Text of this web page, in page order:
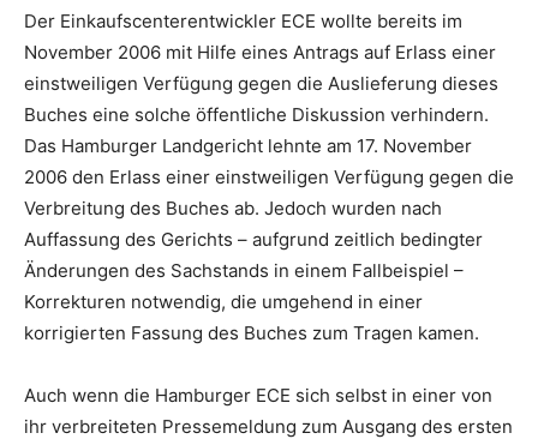
Der Einkaufscenterentwickler ECE wollte bereits im
November 2006 mit Hilfe eines Antrags auf Erlass einer
einstweiligen Verfügung gegen die Auslieferung dieses
Buches eine solche öffentliche Diskussion verhindern.
Das Hamburger Landgericht lehnte am 17. November
2006 den Erlass einer einstweiligen Verfügung gegen die
Verbreitung des Buches ab. Jedoch wurden nach
Auffassung des Gerichts – aufgrund zeitlich bedingter
Änderungen des Sachstands in einem Fallbeispiel –
Korrekturen notwendig, die umgehend in einer
korrigierten Fassung des Buches zum Tragen kamen.
Auch wenn die Hamburger ECE sich selbst in einer von
ihr verbreiteten Pressemeldung zum Ausgang des ersten